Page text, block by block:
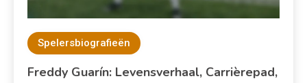
Spelersbiografieën
Freddy Guarín: Levensverhaal, Carrièrepad,